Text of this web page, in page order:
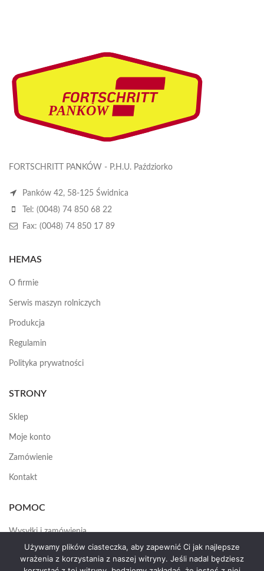
FORTSCHRITT PANKÓW - P.H.U. Paździorko
Panków 42, 58-125 Świdnica
Tel: (0048) 74 850 68 22
Fax: (0048) 74 850 17 89
HEMAS
O firmie
Serwis maszyn rolniczych
Produkcja
Regulamin
Polityka prywatności
STRONY
Sklep
Moje konto
Zamówienie
Kontakt
POMOC
Wysyłki i zamówienia
Jak założyć konto
Używamy plików ciasteczka, aby zapewnić Ci jak najlepsze
wrażenia z korzystania z naszej witryny. Jeśli nadal będziesz